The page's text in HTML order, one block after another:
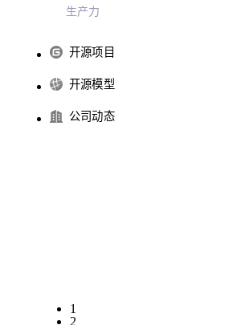
生产力
开源项目
开源模型
公司动态
1
2